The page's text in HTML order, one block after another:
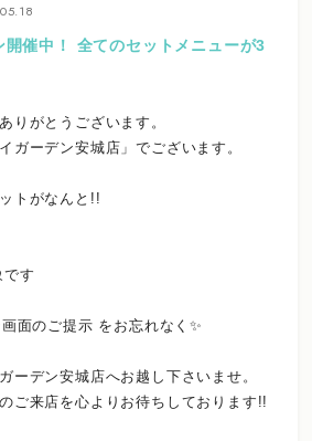
催中！ 全てのセットメニューが3
りがとうございます。
ガーデン安城店」でございます。
トがなんと!!
す
面のご提示 をお忘れなく✨
ーデン安城店へお越し下さいませ。
ご来店を心よりお待ちしております!!